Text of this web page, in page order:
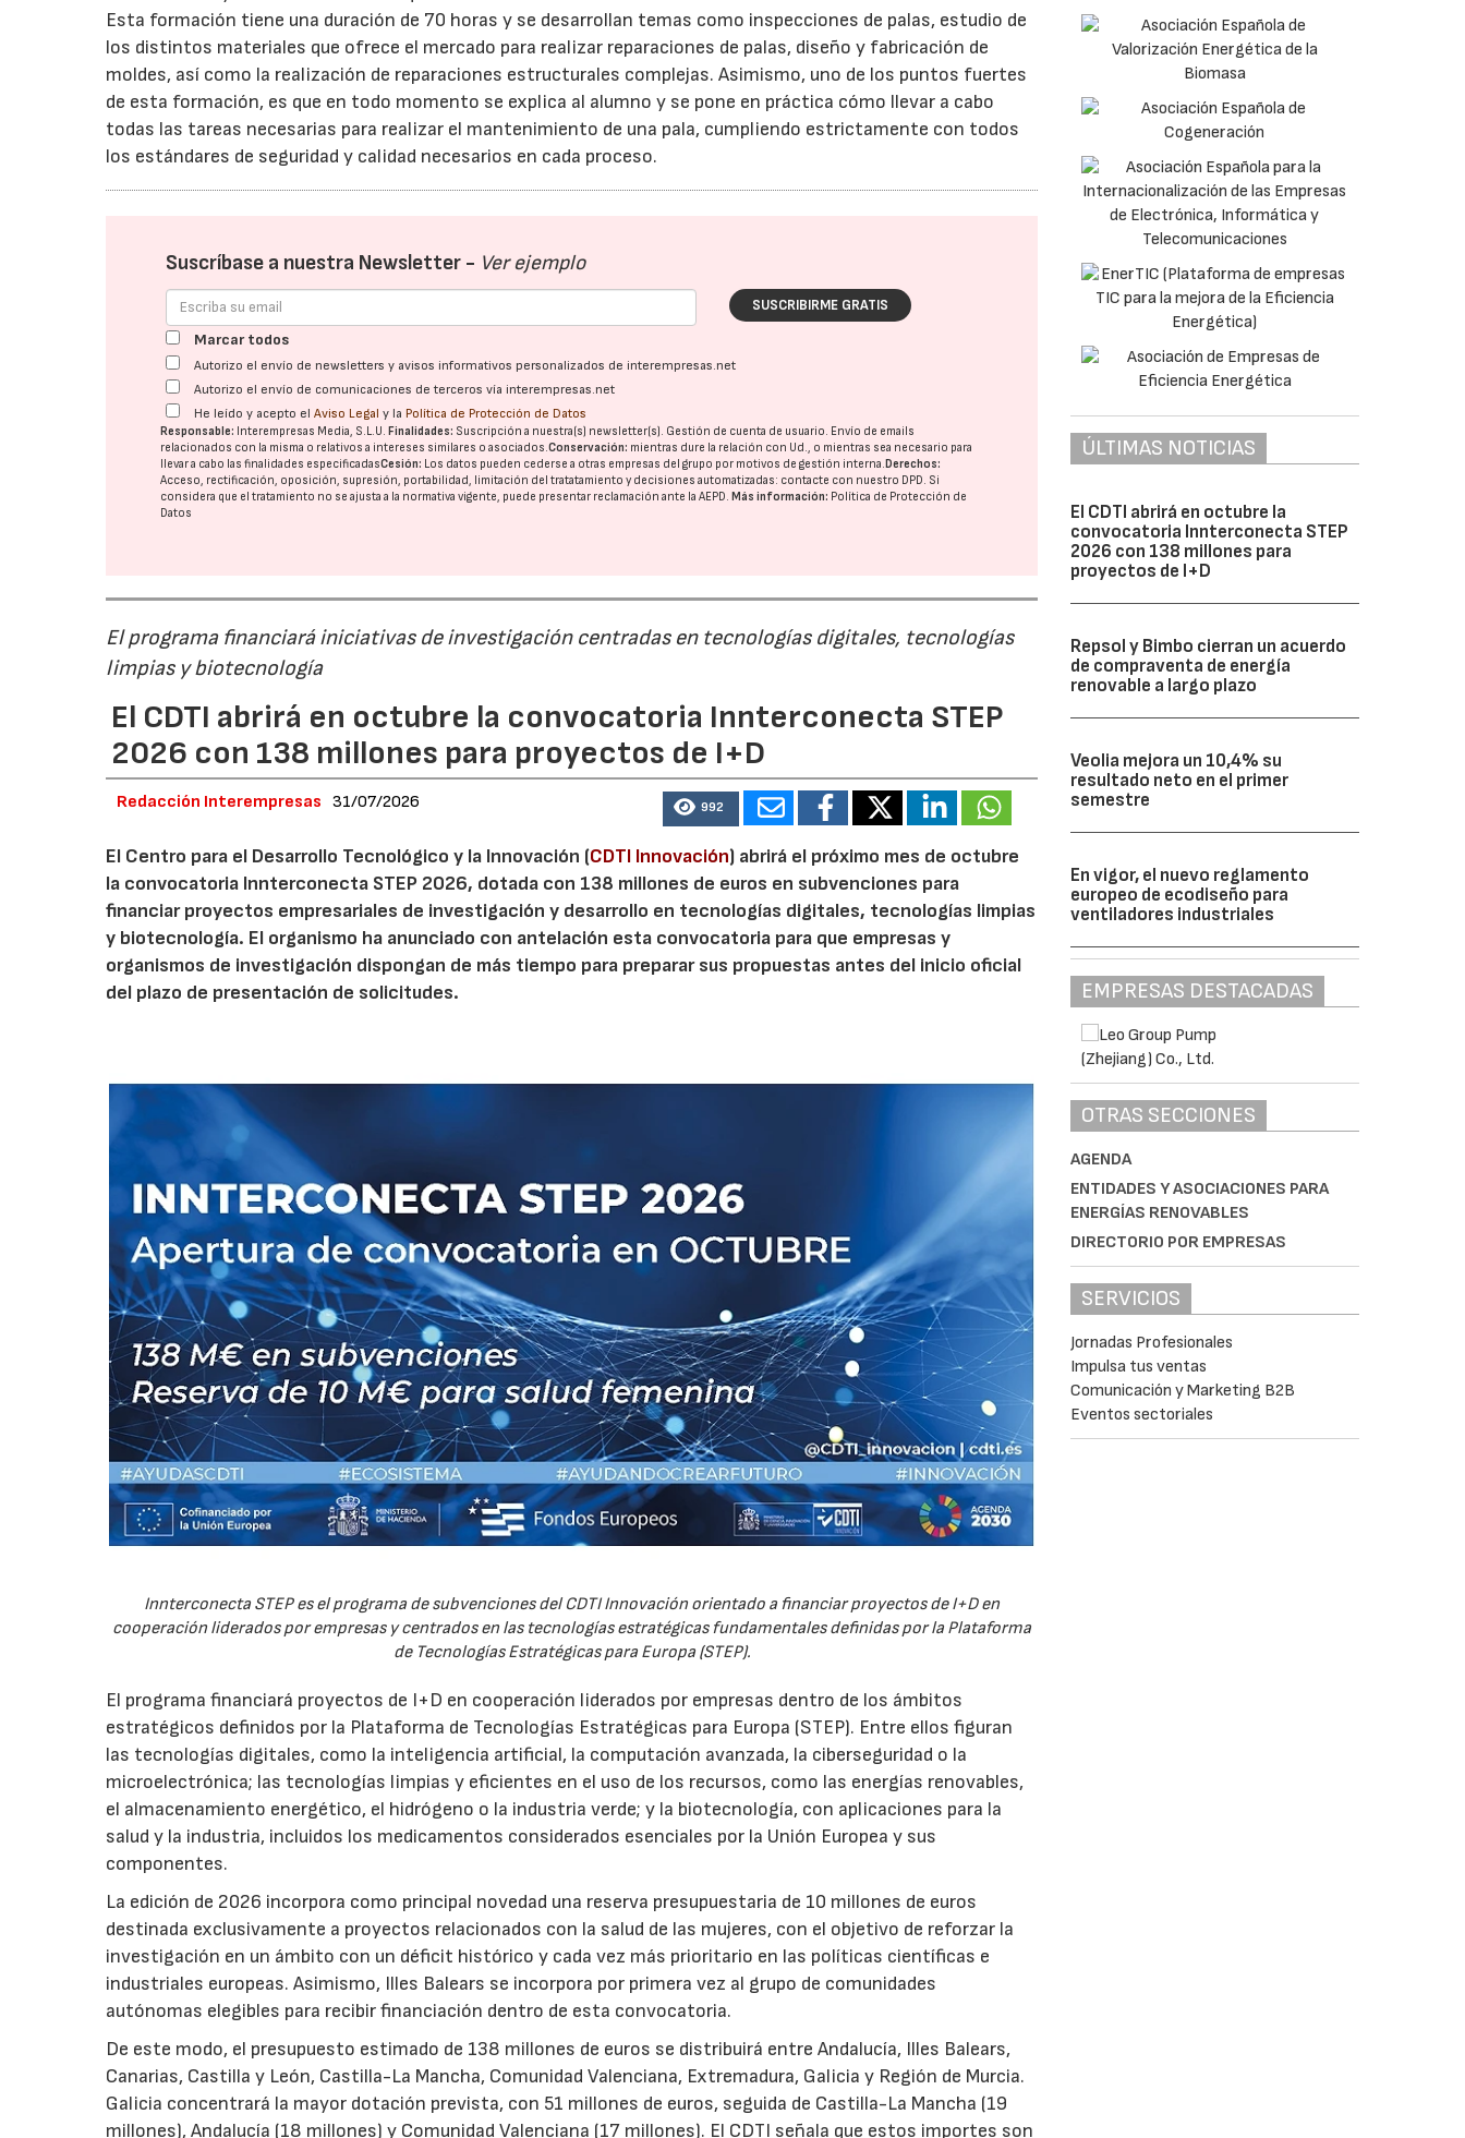
Esta formación tiene una duración de 70 horas y se desarrollan temas como inspecciones de palas, estudio de
los distintos materiales que ofrece el mercado para realizar reparaciones de palas, diseño y fabricación de
moldes, así como la realización de reparaciones estructurales complejas. Asimismo, uno de los puntos fuertes
de esta formación, es que en todo momento se explica al alumno y se pone en práctica cómo llevar a cabo
todas las tareas necesarias para realizar el mantenimiento de una pala, cumpliendo estrictamente con todos
los estándares de seguridad y calidad necesarios en cada proceso.
Suscríbase a nuestra Newsletter - Ver ejemplo
SUSCRIBIRME GRATIS
Marcar todos
Autorizo el envío de newsletters y avisos informativos personalizados de interempresas.net
Autorizo el envío de comunicaciones de terceros vía interempresas.net
He leído y acepto elAviso Legal y la Política de Protección de Datos
Responsable: Interempresas Media, S.L.U.Finalidades: Suscripción a nuestra(s) newsletter(s). Gestión de cuenta de usuario. Envío de emails
relacionados con la misma o relativos a intereses similares o asociados.Conservación: mientras dure la relación con Ud., o mientras sea necesario para
llevar a cabo las finalidades especificadasCesión: Los datos pueden cederse a otras empresas del grupo por motivos de gestión interna.Derechos:
Acceso, rectificación, oposición, supresión, portabilidad, limitación del tratatamiento y decisiones automatizadas: contacte con nuestro DPD. Si
considera que el tratamiento no se ajusta a la normativa vigente, puede presentar reclamación ante laAEPD.Más información: Política de Protección de
Datos
El programa financiará iniciativas de investigación centradas en tecnologías digitales, tecnologías
limpias y biotecnología
El CDTI abrirá en octubre la convocatoria Innterconecta STEP
2026 con 138 millones para proyectos de I+D
Redacción Interempresas 31/07/2026 992
El Centro para el Desarrollo Tecnológico y la Innovación (CDTI Innovación) abrirá el próximo mes de octubre
la convocatoria Innterconecta STEP 2026, dotada con 138 millones de euros en subvenciones para
financiar proyectos empresariales de investigación y desarrollo en tecnologías digitales, tecnologías limpias
y biotecnología. El organismo ha anunciado con antelación esta convocatoria para que empresas y
organismos de investigación dispongan de más tiempo para preparar sus propuestas antes del inicio oficial
del plazo de presentación de solicitudes.
Innterconecta STEP es el programa de subvenciones del CDTI Innovación orientado a financiar proyectos de I+D en
cooperación liderados por empresas y centrados en las tecnologías estratégicas fundamentales definidas por la Plataforma
de Tecnologías Estratégicas para Europa (STEP).
El programa financiará proyectos de I+D en cooperación liderados por empresas dentro de los ámbitos
estratégicos definidos por la Plataforma de Tecnologías Estratégicas para Europa (STEP). Entre ellos figuran
las tecnologías digitales, como la inteligencia artificial, la computación avanzada, la ciberseguridad o la
microelectrónica; las tecnologías limpias y eficientes en el uso de los recursos, como las energías renovables,
el almacenamiento energético, el hidrógeno o la industria verde; y la biotecnología, con aplicaciones para la
salud y la industria, incluidos los medicamentos considerados esenciales por la Unión Europea y sus
componentes.
La edición de 2026 incorpora como principal novedad una reserva presupuestaria de 10 millones de euros
destinada exclusivamente a proyectos relacionados con la salud de las mujeres, con el objetivo de reforzar la
investigación en un ámbito con un déficit histórico y cada vez más prioritario en las políticas científicas e
industriales europeas. Asimismo, Illes Balears se incorpora por primera vez al grupo de comunidades
autónomas elegibles para recibir financiación dentro de esta convocatoria.
De este modo, el presupuesto estimado de 138 millones de euros se distribuirá entre Andalucía, Illes Balears,
Canarias, Castilla y León, Castilla-La Mancha, Comunidad Valenciana, Extremadura, Galicia y Región de Murcia.
Galicia concentrará la mayor dotación prevista, con 51 millones de euros, seguida de Castilla-La Mancha (19
millones), Andalucía (18 millones) y Comunidad Valenciana (17 millones). El CDTI señala que estos importes son
ÚLTIMAS NOTICIAS
El CDTI abrirá en octubre la
convocatoria Innterconecta STEP
2026 con 138 millones para
proyectos de I+D
Repsol y Bimbo cierran un acuerdo
de compraventa de energía
renovable a largo plazo
Veolia mejora un 10,4% su
resultado neto en el primer
semestre
En vigor, el nuevo reglamento
europeo de ecodiseño para
ventiladores industriales
EMPRESAS DESTACADAS
OTRAS SECCIONES
AGENDA
ENTIDADES Y ASOCIACIONES PARA
ENERGÍAS RENOVABLES
DIRECTORIO POR EMPRESAS
SERVICIOS
Jornadas Profesionales
Impulsa tus ventas
Comunicación y Marketing B2B
Eventos sectoriales